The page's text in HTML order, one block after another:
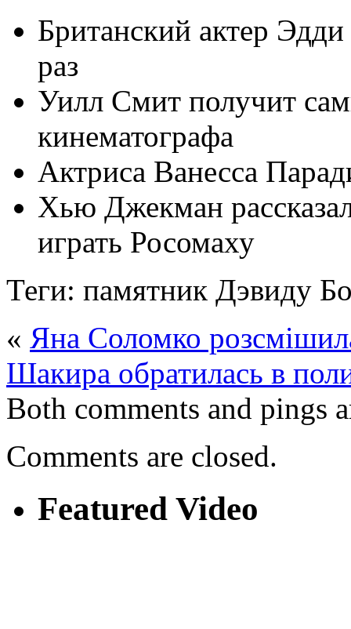
Британский актер
раз
Уилл Смит получит
кинематографа
Актриса Ванесса
Хью Джекман
играть Росомаху
Теги: памятник Дэвиду
« Яна Соломко
Шакира обратилась в
Both comments and pings
Comments are closed.
Featured Video